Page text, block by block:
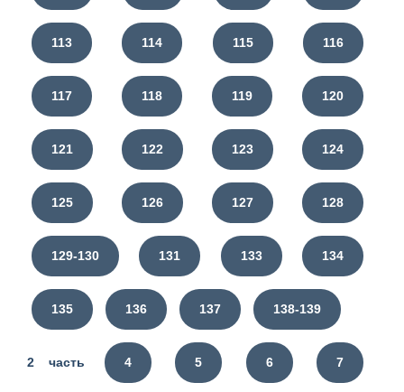
113 114 115 116
117 118 119 120
121 122 123 124
125 126 127 128
129-130 131 133 134
135 136 137 138-139
2 часть 4 5 6 7